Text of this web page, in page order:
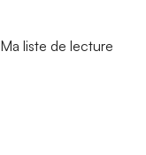
Ma liste de lecture